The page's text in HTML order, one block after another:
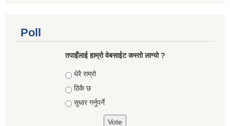
Poll
तपाइँलाई हाम्रो वेबसाईट कस्तो लाग्यो ?
Choices
धेरै राम्रो
ठिकै छ
सुधार गर्नुपर्ने